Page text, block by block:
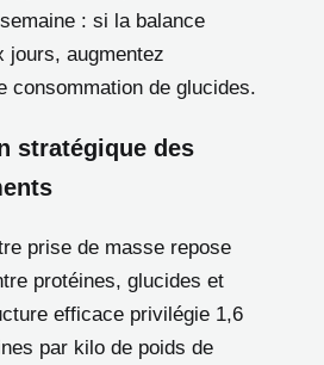
: si la balance
jours, augmentez
consommation de glucides.
stratégique des
prise de masse repose
protéines, glucides et
efficace privilégie 1,6
par kilo de poids de